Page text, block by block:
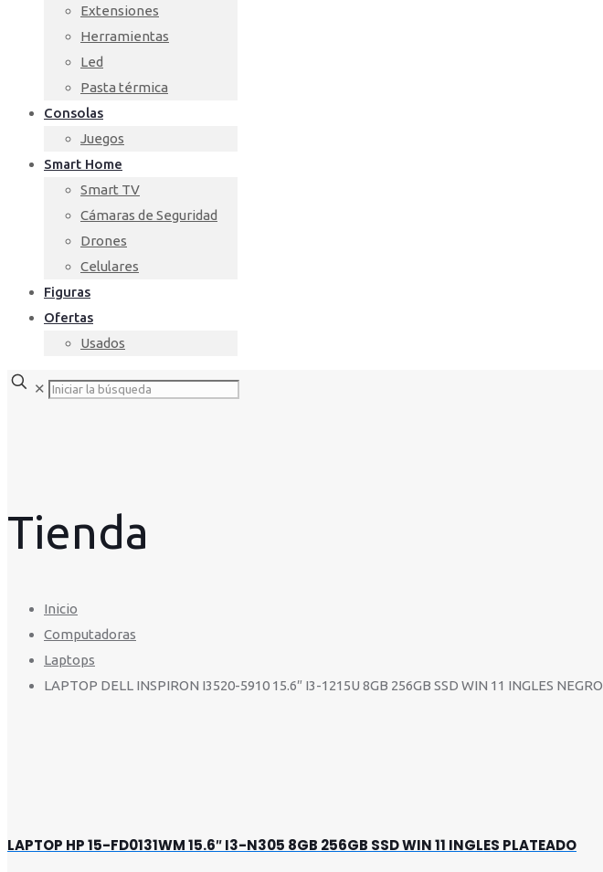
Extensiones
Herramientas
Led
Pasta térmica
Consolas
Juegos
Smart Home
Smart TV
Cámaras de Seguridad
Drones
Celulares
Figuras
Ofertas
Usados
✕
Tienda
Inicio
Computadoras
Laptops
LAPTOP DELL INSPIRON I3520-5910 15.6″ I3-1215U 8GB 256GB SSD WIN 11 INGLES NEGRO
LAPTOP HP 15-FD0131WM 15.6″ I3-N305 8GB 256GB SSD WIN 11 INGLES PLATEADO